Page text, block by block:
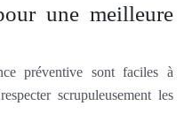
une meilleure
préventive sont faciles à
scrupuleusement les